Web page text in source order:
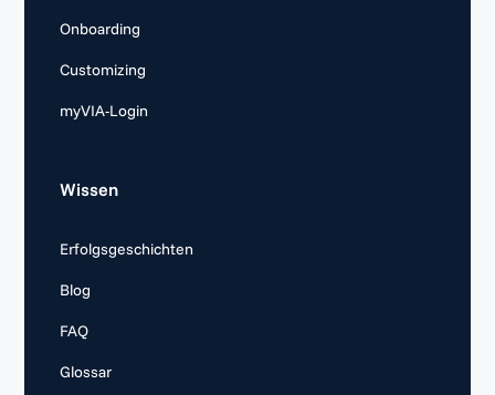
Onboarding
Customizing
myVIA-Login
Wissen
Erfolgsgeschichten
Blog
FAQ
Glossar